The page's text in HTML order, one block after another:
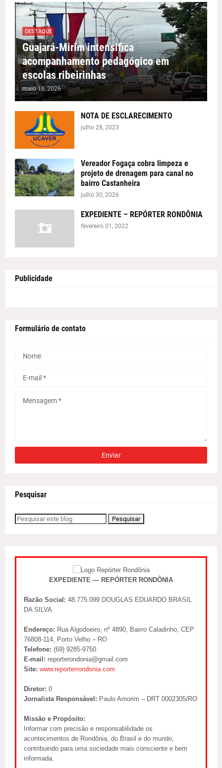
DESTAQUE
Guajará-Mirim intensifica
acompanhamento pedagógico em
escolas ribeirinhas
maio 18, 2026
NOTA DE ESCLARECIMENTO
julho 28, 2023
Vereador Fogaça cobra limpeza e
projeto de drenagem para canal no
bairro Castanheira
julho 30, 2026
EXPEDIENTE – REPÓRTER RONDÔNIA
fevereiro 01, 2022
Publicidade
Formulário de contato
Pesquisar
EXPEDIENTE — REPÓRTER RONDÔNIA
Razão Social: 48.775.099 DOUGLAS EDUARDO BRASIL
DA SILVA
Endereço: Rua Algodoeiro, nº 4890, Bairro Caladinho, CEP
76808-114, Porto Velho – RO
Telefone: (69) 9285-9750
E-mail: reporterondonia@gmail.com
Site: www.reporterrondonia.com
Diretor: 0
Jornalista Responsável: Paulo Amorim – DRT 0002305/RO
Missão e Propósito:
Informar com precisão e responsabilidade os
acontecimentos de Rondônia, do Brasil e do mundo,
contribuindo para uma sociedade mais consciente e bem
informada.